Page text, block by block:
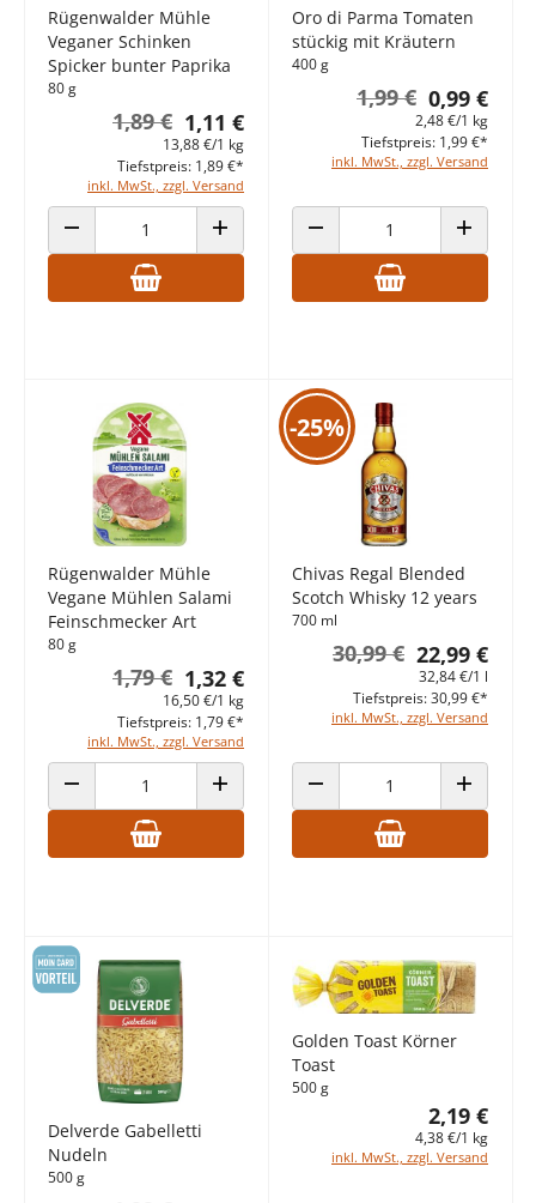
Rügenwalder Mühle
Veganer Schinken
Spicker bunter Paprika
80 g
1,11 €
1,89 €
13,88 €/1 kg
inkl. MwSt., zzgl. Versand
Tiefstpreis: 1,89 €*
ANZAHL VERRINGERN ANZAHL ERHÖHEN
Oro di Parma Tomaten
stückig mit Kräutern
400 g
0,99 €
1,99 €
2,48 €/1 kg
inkl. MwSt., zzgl. Versand
Tiefstpreis: 1,99 €*
ANZAHL VERRINGERN ANZAHL
Rügenwalder Mühle
Vegane Mühlen Salami
Feinschmecker Art
80 g
1,32 €
1,79 €
16,50 €/1 kg
inkl. MwSt., zzgl. Versand
Tiefstpreis: 1,79 €*
ANZAHL VERRINGERN ANZAHL ERHÖHEN
-25%
Chivas Regal Blended
Scotch Whisky 12 years
700 ml
22,99 €
30,99 €
32,84 €/1 l
inkl. MwSt., zzgl. Versand
Tiefstpreis: 30,99 €*
ANZAHL VERRINGERN ANZAHL
Delverde Gabelletti
Nudeln
500 g
Golden Toast Körner
Toast
500 g
2,19 €
4,38 €/1 kg
inkl. MwSt., zzgl. Versand